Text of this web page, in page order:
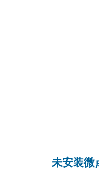
未安装微